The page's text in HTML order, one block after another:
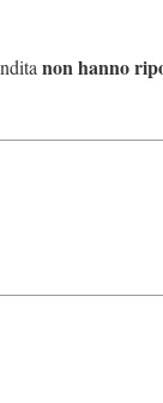
non hanno